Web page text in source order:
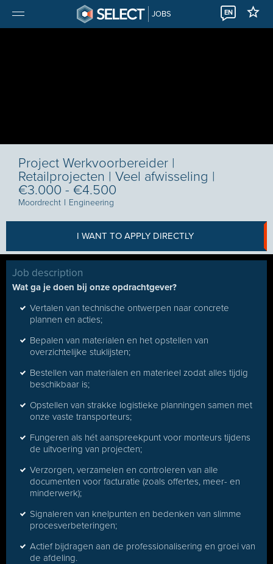
JOBS EN
Project Werkvoorbereider |
Retailprojecten | Veel afwisseling |
€3.000 - €4.500
Moordrecht I Engineering
I WANT TO APPLY DIRECTLY
Job description
Wat ga je doen bij onze opdrachtgever?
Vertalen van technische ontwerpen naar concrete
plannen en acties;
Bepalen van materialen en het opstellen van
overzichtelijke stuklijsten;
Bestellen van materialen en materieel zodat alles tijdig
beschikbaar is;
Opstellen van strakke logistieke planningen samen met
onze vaste transporteurs;
Fungeren als hét aanspreekpunt voor monteurs tijdens
de uitvoering van projecten;
Verzorgen, verzamelen en controleren van alle
documenten voor facturatie (zoals offertes, meer- en
minderwerk);
Signaleren van knelpunten en bedenken van slimme
procesverbeteringen;
Actief bijdragen aan de professionalisering en groei van
de afdeling.